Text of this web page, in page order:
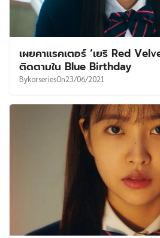
เผยคาแรคเตอร์ ‘เยริ Red
ติดตามใน Blue Birthday
BykorseriesOn23/06/2021